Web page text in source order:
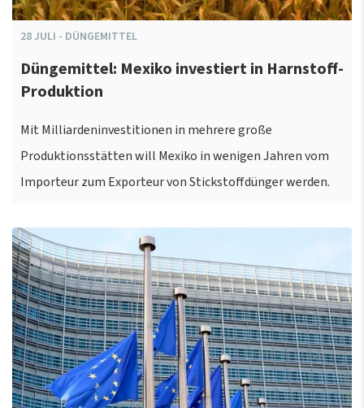
28JULI - DÜNGEMITTEL
Düngemittel: Mexiko investiert in Harnstoff-
Produktion
Mit Milliardeninvestitionen in mehrere große
Produktionsstätten will Mexiko in wenigen Jahren vom
Importeur zum Exporteur von Stickstoffdünger werden.